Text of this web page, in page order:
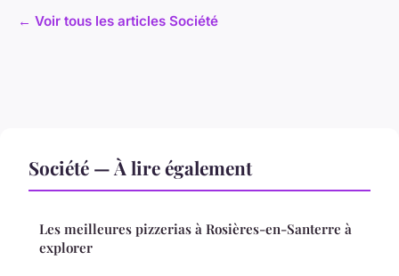
← Voir tous les articles Société
Société — À lire également
Les meilleures pizzerias à Rosières-en-Santerre à
explorer